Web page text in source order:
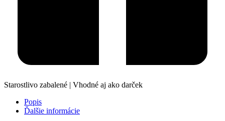
Starostlivo zabalené | Vhodné aj ako darček
Popis
Ďalšie informácie